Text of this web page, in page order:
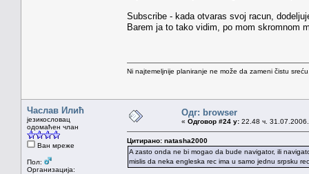
Subscribe - kada otvaras svoj racun,
Barem ja to tako vidim, po mom skromnom
Ni najtemeljnije planiranje ne može da zameni čistu
Часлав Илић
језикословац
одомаћен члан
Ван мреже
Пол:
Организација:
Одг: browser
« Одговор #24 у: 22.48 ч.
Цитирано: natasha2000
A zasto onda ne bi mogao da bude navigator, ili
mislis da neka engleska rec ima u samo jednu srpsku